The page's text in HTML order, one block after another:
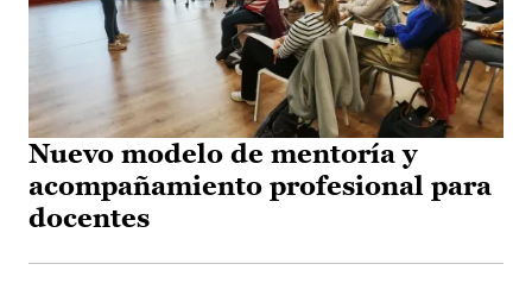
Nuevo modelo de mentoría y
acompañamiento profesional para
docentes